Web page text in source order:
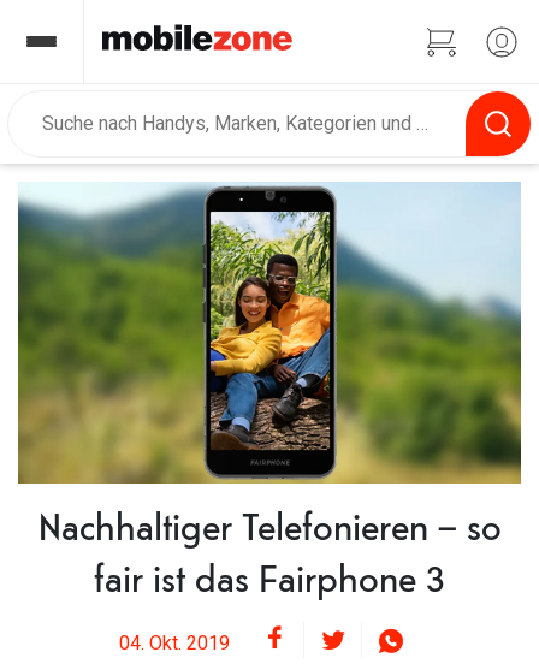
Nachhaltiger Telefonieren – so
fair ist das Fairphone 3
04. Okt. 2019